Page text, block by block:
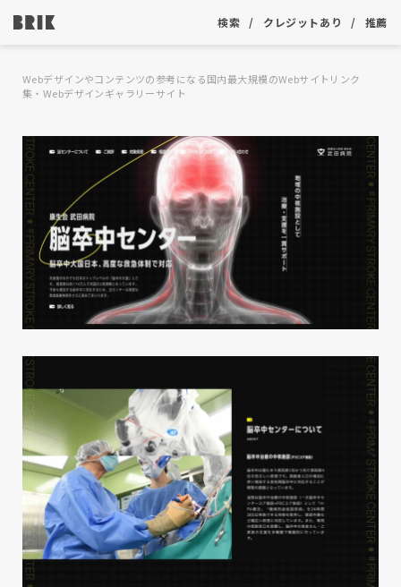
検索 クレジットあり 推薦
Webデザインやコンテンツの参考になる国内最大規模のWebサイトリンク
集・Webデザインギャラリーサイト